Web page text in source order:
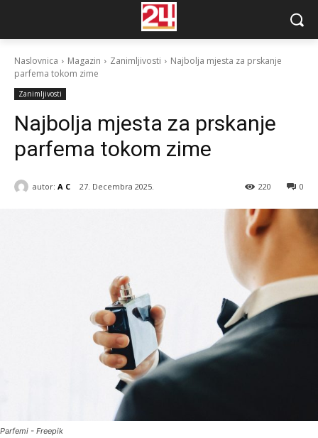
Naslovnica Magazin Zanimljivosti
Najbolja mjesta za prskanje
parfema tokom zime
Zanimljivosti
Najbolja mjesta za prskanje
parfema tokom zime
autor: A C 27. Decembra 2025. 0
220
Parfemi - Freepik